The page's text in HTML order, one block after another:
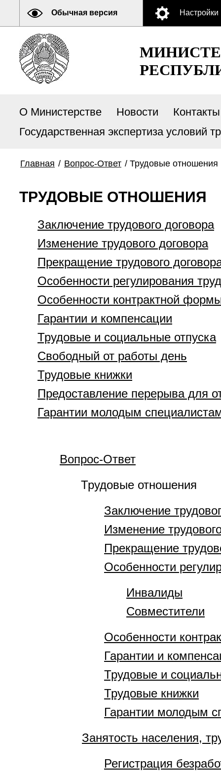
Обычная версия Настройки
О Министерстве Новости
Контакты
Государственная экспертиза условий
Главная / Вопрос-Ответ / Трудовые отношения
ТРУДОВЫЕ ОТНОШЕНИЯ
Заключение трудового договора
Изменение трудового договора
Прекращение трудового
Особенности регулирования
Особенности контрактной
Гарантии и компенсации
Трудовые и социальные отпуска
Свободный от работы день
Трудовые книжки
Предоставление перерыва для
Гарантии молодым
Вопрос-Ответ
Трудовые отношения
Заключение
Изменение
Прекращение
Особенности
Инвалиды
Совместители
Особенности
Гарантии и
Трудовые и
Трудовые книжки
Гарантии молодым
Занятость населения,
Регистрация